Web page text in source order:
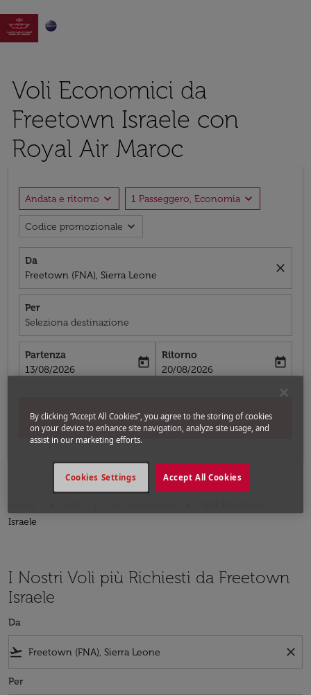

Voli Economici da
Freetown Israele con
Royal Air Maroc
Andata e ritorno expand_more 1 Passeggero, Economia expand_more
Codice promozionale expand_more
Da
Freetown (FNA), Sierra Leone
close
Per
Seleziona destinazione
Partenza
fc-booking-departure-date-aria-label
13/08/2026
today
Ritorno
fc-booking-return-date-aria-label
20/08/2026
today
Cerca
Israele
I Nostri Voli più Richiesti da Freetown
Israele
Da
flight_takeoff close
Per
By clicking “Accept All Cookies”, you agree to the storing of cookies
on your device to enhance site navigation, analyze site usage, and
assist in our marketing efforts.
Accept All Cookies
Cookies Settings